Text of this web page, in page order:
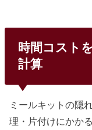
時間コスト
計算
ミールキットの隠
理・片付けにかか